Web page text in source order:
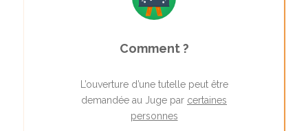
Comment ?
L’ouverture d’une tutelle peut être
demandée au Juge par certaines
personnes